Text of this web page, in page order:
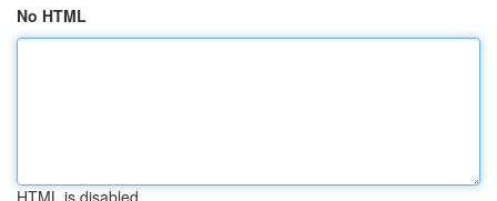
No HTML
HTML is disabled